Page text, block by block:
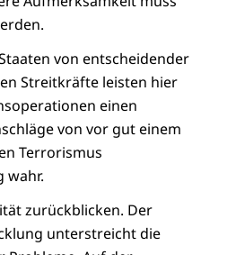
von entscheidender
Streitkräfte leisten hier
einen
von vor gut einem
Terrorismus
wahr.
zurückblicken. Der
unterstreicht die